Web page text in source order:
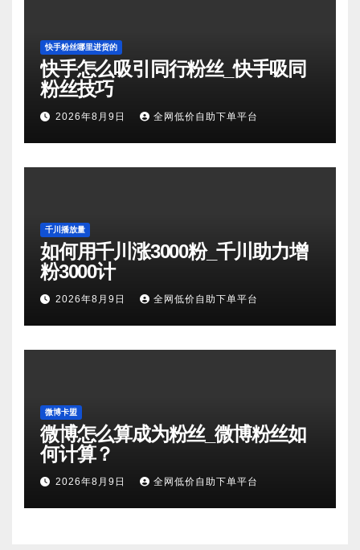
快手粉丝哪里进货的
快手怎么吸引同行粉丝_快手吸同
粉丝技巧
2026年8月9日 全网低价自助下单平台
千川播放量
如何用千川涨3000粉_千川助力增
粉3000计
2026年8月9日 全网低价自助下单平台
微博卡盟
微博怎么算成为粉丝_微博粉丝如
何计算？
2026年8月9日 全网低价自助下单平台